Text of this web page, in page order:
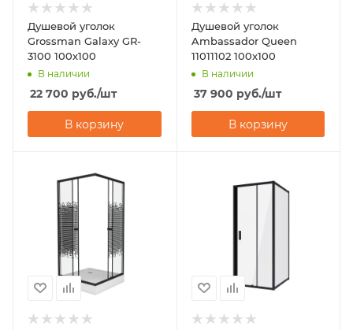
Душевой уголок
Grossman Galaxy GR-
3100 100х100
В наличии
22 700 руб./шт
В корзину
Душевой уголок
Ambassador Queen
11011102 100x100
В наличии
37 900 руб./шт
В корзину